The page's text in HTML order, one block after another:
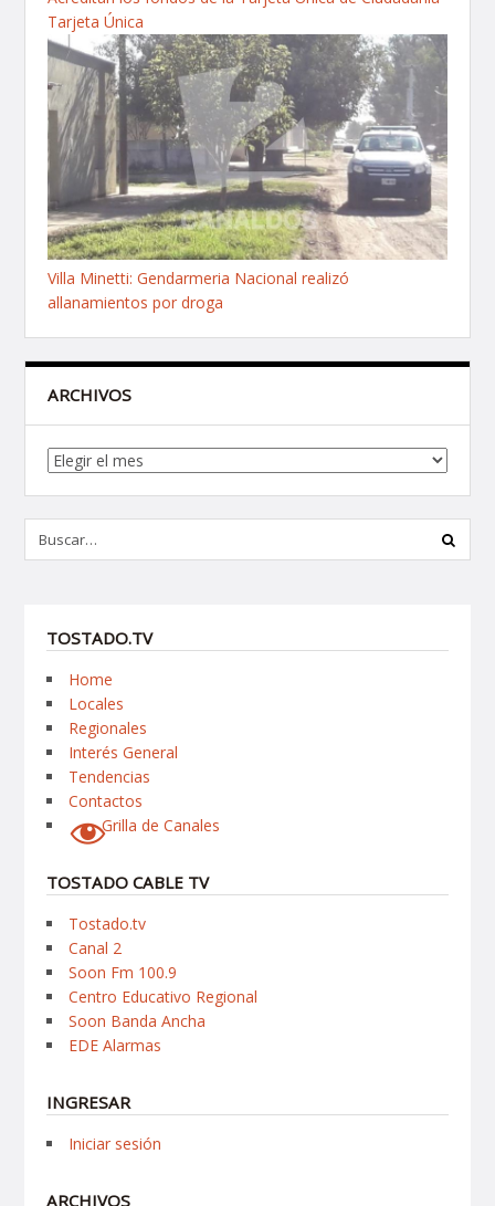
Tarjeta Única
Villa Minetti: Gendarmeria Nacional realizó
allanamientos por droga
ARCHIVOS
Archivos
TOSTADO.TV
Home
Locales
Regionales
Interés General
Tendencias
Contactos
Grilla de Canales
TOSTADO CABLE TV
Tostado.tv
Canal 2
Soon Fm 100.9
Centro Educativo Regional
Soon Banda Ancha
EDE Alarmas
INGRESAR
Iniciar sesión
ARCHIVOS